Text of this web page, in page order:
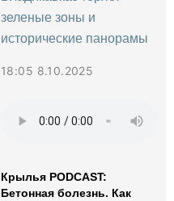
18:05 8.10.2025
Крылья PODCAST:
Бетонная болезнь. Как